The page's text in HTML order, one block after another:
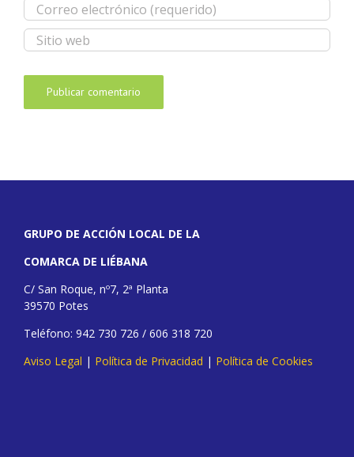
GRUPO DE ACCIÓN LOCAL DE LA
COMARCA DE LIÉBANA
C/ San Roque, nº7, 2ª Planta
39570 Potes
Teléfono: 942 730 726 / 606 318 720
Aviso Legal | Política de Privacidad | Política de Cookies